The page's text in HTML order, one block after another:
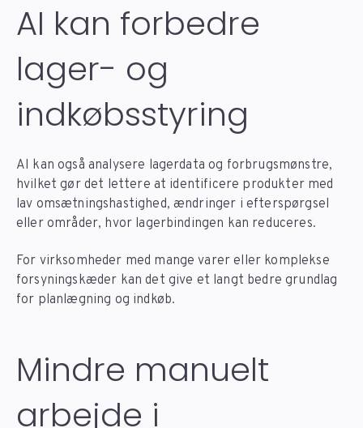
AI kan forbedre
lager- og
indkøbsstyring
AI kan også analysere lagerdata og forbrugsmønstre,
hvilket gør det lettere at identificere produkter med
lav omsætningshastighed, ændringer i efterspørgsel
eller områder, hvor lagerbindingen kan reduceres.
For virksomheder med mange varer eller komplekse
forsyningskæder kan det give et langt bedre grundlag
for planlægning og indkøb.
Mindre manuelt
arbejde i